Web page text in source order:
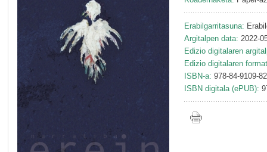
Erabilgarritasuna:
Argitalpen data: 2022-
Edizio digitalaren
Edizio digitalaren
ISBN-a: 978-84-9109-
ISBN digitala (ePUB):